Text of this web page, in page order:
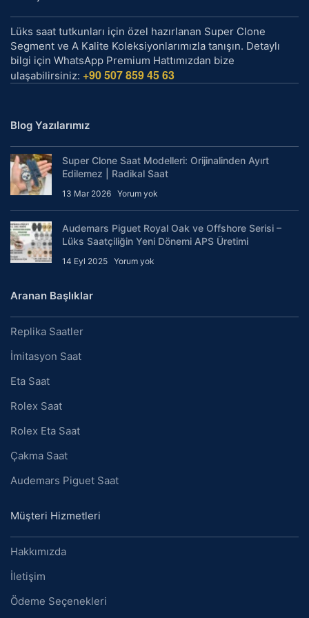
Lüks saat tutkunları için özel hazırlanan Super Clone
Segment ve A Kalite Koleksiyonlarımızla tanışın. Detaylı
bilgi için WhatsApp Premium Hattımızdan bize
ulaşabilirsiniz: +90 507 859 45 63
Blog Yazılarımız
Super Clone Saat Modelleri: Orijinalinden Ayırt
Edilemez | Radikal Saat
13 Mar 2026 Yorum yok
Audemars Piguet Royal Oak ve Offshore Serisi –
Lüks Saatçiliğin Yeni Dönemi APS Üretimi
14 Eyl 2025 Yorum yok
Aranan Başlıklar
Replika Saatler
İmitasyon Saat
Eta Saat
Rolex Saat
Rolex Eta Saat
Çakma Saat
Audemars Piguet Saat
Müşteri Hizmetleri
Hakkımızda
İletişim
Ödeme Seçenekleri